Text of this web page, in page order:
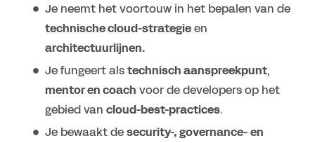
Je neemt het voortouw in het bepalen van de
technische cloud-strategieen
architectuurlijnen.
Je fungeert alstechnisch aanspreekpunt,
mentor en coach voor de developers op het
gebied van cloud-best-practices.
Je bewaakt desecurity-, governance- en